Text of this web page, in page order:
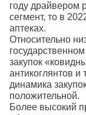
году драйвером
сегмент, то в
аптеках.
Относительно
закупок
антикоглянтов
динамика
положительной.
Более высокий